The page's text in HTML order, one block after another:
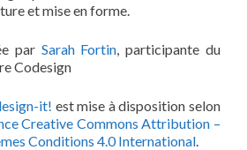
et mise en forme.
par Sarah Fortin , participante du
Codesign
it! est mise à disposition selon
Creative Commons Attribution –
Conditions 4.0 International